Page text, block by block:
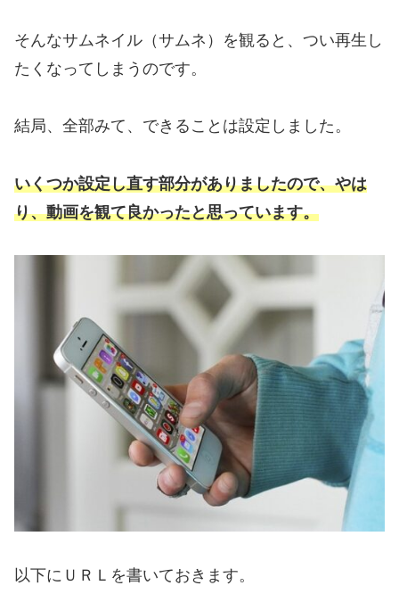
そんなサムネイル（サムネ）を観ると、つい再生し
たくなってしまうのです。
結局、全部みて、できることは設定しました。
いくつか設定し直す部分がありましたので、やは
り、動画を観て良かったと思っています。
以下にＵＲＬを書いておきます。